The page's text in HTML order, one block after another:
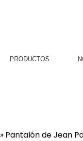
PRODUCTOS
» Pantalón de Jean